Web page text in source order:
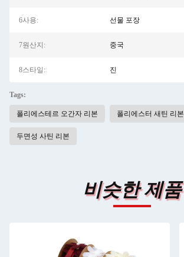
6사용: 선물 포장
7원산지: 중국
8스타일: 진
Tags:
폴리에스테르 오간자 리본 폴리에스터 새틴 리본
두면성 사틴 리본
비슷한 제품